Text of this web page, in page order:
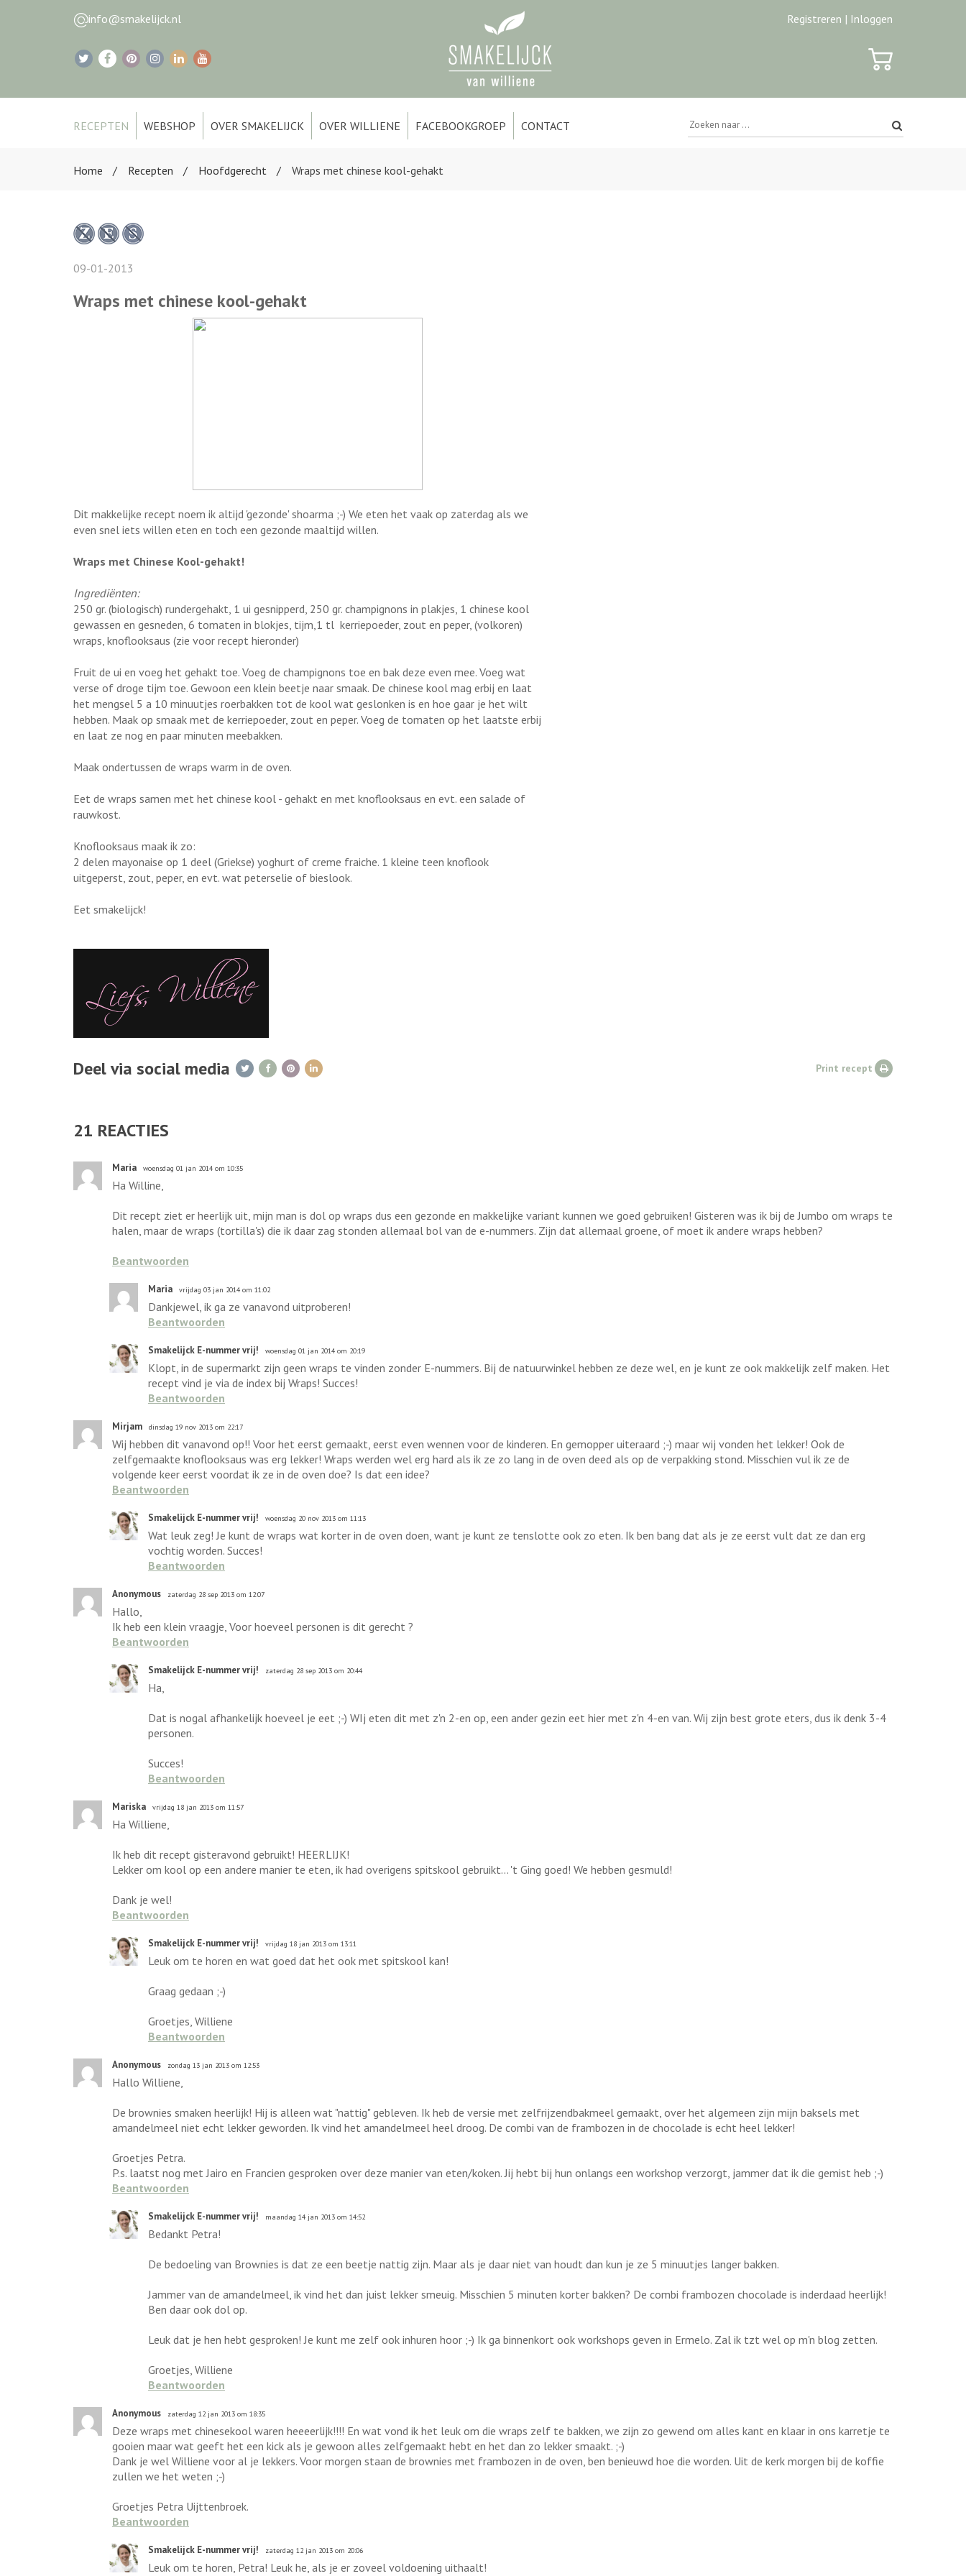
info@smakelijck.nl Registreren | Inloggen
RECEPTEN WEBSHOP OVER SMAKELIJCK OVER WILLIENE FACEBOOKGROEP CONTACT
Home Recepten Hoofdgerecht Wraps met chinese kool-gehakt
09-01-2013
Wraps met chinese kool-gehakt
Dit makkelijke recept noem ik altijd 'gezonde' shoarma ;-) We eten het vaak op zaterdag als we
even snel iets willen eten en toch een gezonde maaltijd willen.
Wraps met Chinese Kool-gehakt!
Ingrediënten:
250 gr. (biologisch) rundergehakt, 1 ui gesnipperd, 250 gr. champignons in plakjes, 1 chinese kool
gewassen en gesneden, 6 tomaten in blokjes, tijm,1 tl kerriepoeder, zout en peper, (volkoren)
wraps, knoflooksaus (zie voor recept hieronder)
Fruit de ui en voeg het gehakt toe. Voeg de champignons toe en bak deze even mee. Voeg wat
verse of droge tijm toe. Gewoon een klein beetje naar smaak. De chinese kool mag erbij en laat
het mengsel 5 a 10 minuutjes roerbakken tot de kool wat geslonken is en hoe gaar je het wilt
hebben. Maak op smaak met de kerriepoeder, zout en peper. Voeg de tomaten op het laatste erbij
en laat ze nog en paar minuten meebakken.
Maak ondertussen de wraps warm in de oven.
Eet de wraps samen met het chinese kool - gehakt en met knoflooksaus en evt. een salade of
rauwkost.
Knoflooksaus maak ik zo:
2 delen mayonaise op 1 deel (Griekse) yoghurt of creme fraiche. 1 kleine teen knoflook
uitgeperst, zout, peper, en evt. wat peterselie of bieslook.
Eet smakelijck!
Deel via social media Print recept
21 REACTIES
Maria woensdag 01 jan 2014 om 10:35
Ha Willine,
Dit recept ziet er heerlijk uit, mijn man is dol op wraps dus een gezonde en makkelijke variant kunnen we goed gebruiken! Gisteren was ik bij de Jumbo om wraps te
halen, maar de wraps (tortilla's) die ik daar zag stonden allemaal bol van de e-nummers. Zijn dat allemaal groene, of moet ik andere wraps hebben?
Beantwoorden
Maria vrijdag 03 jan 2014 om 11:02
Dankjewel, ik ga ze vanavond uitproberen!
Beantwoorden
Smakelijck E-nummer vrij! woensdag 01 jan 2014 om 20:19
Klopt, in de supermarkt zijn geen wraps te vinden zonder E-nummers. Bij de natuurwinkel hebben ze deze wel, en je kunt ze ook makkelijk zelf maken. Het
recept vind je via de index bij Wraps! Succes!
Beantwoorden
Mirjam dinsdag 19 nov 2013 om 22:17
Wij hebben dit vanavond op!! Voor het eerst gemaakt, eerst even wennen voor de kinderen. En gemopper uiteraard ;-) maar wij vonden het lekker! Ook de
zelfgemaakte knoflooksaus was erg lekker! Wraps werden wel erg hard als ik ze zo lang in de oven deed als op de verpakking stond. Misschien vul ik ze de
volgende keer eerst voordat ik ze in de oven doe? Is dat een idee?
Beantwoorden
Smakelijck E-nummer vrij! woensdag 20 nov 2013 om 11:13
Wat leuk zeg! Je kunt de wraps wat korter in de oven doen, want je kunt ze tenslotte ook zo eten. Ik ben bang dat als je ze eerst vult dat ze dan erg
vochtig worden. Succes!
Beantwoorden
Anonymous zaterdag 28 sep 2013 om 12:07
Hallo,
Ik heb een klein vraagje, Voor hoeveel personen is dit gerecht ?
Beantwoorden
Smakelijck E-nummer vrij! zaterdag 28 sep 2013 om 20:44
Ha,
Dat is nogal afhankelijk hoeveel je eet ;-) WIj eten dit met z'n 2-en op, een ander gezin eet hier met z'n 4-en van. Wij zijn best grote eters, dus ik denk 3-4
personen.
Succes!
Beantwoorden
Mariska vrijdag 18 jan 2013 om 11:57
Ha Williene,
Ik heb dit recept gisteravond gebruikt! HEERLIJK!
Lekker om kool op een andere manier te eten, ik had overigens spitskool gebruikt... 't Ging goed! We hebben gesmuld!
Dank je wel!
Beantwoorden
Smakelijck E-nummer vrij! vrijdag 18 jan 2013 om 13:11
Leuk om te horen en wat goed dat het ook met spitskool kan!
Graag gedaan ;-)
Groetjes, Williene
Beantwoorden
Anonymous zondag 13 jan 2013 om 12:53
Hallo Williene,
De brownies smaken heerlijk! Hij is alleen wat "nattig" gebleven. Ik heb de versie met zelfrijzendbakmeel gemaakt, over het algemeen zijn mijn baksels met
amandelmeel niet echt lekker geworden. Ik vind het amandelmeel heel droog. De combi van de frambozen in de chocolade is echt heel lekker!
Groetjes Petra.
P.s. laatst nog met Jairo en Francien gesproken over deze manier van eten/koken. Jij hebt bij hun onlangs een workshop verzorgt, jammer dat ik die gemist heb ;-)
Beantwoorden
Smakelijck E-nummer vrij! maandag 14 jan 2013 om 14:52
Bedankt Petra!
De bedoeling van Brownies is dat ze een beetje nattig zijn. Maar als je daar niet van houdt dan kun je ze 5 minuutjes langer bakken.
Jammer van de amandelmeel, ik vind het dan juist lekker smeuig. Misschien 5 minuten korter bakken? De combi frambozen chocolade is inderdaad heerlijk!
Ben daar ook dol op.
Leuk dat je hen hebt gesproken! Je kunt me zelf ook inhuren hoor ;-) Ik ga binnenkort ook workshops geven in Ermelo. Zal ik tzt wel op m'n blog zetten.
Groetjes, Williene
Beantwoorden
Anonymous zaterdag 12 jan 2013 om 18:35
Deze wraps met chinesekool waren heeeerlijk!!!! En wat vond ik het leuk om die wraps zelf te bakken, we zijn zo gewend om alles kant en klaar in ons karretje te
gooien maar wat geeft het een kick als je gewoon alles zelfgemaakt hebt en het dan zo lekker smaakt. ;-)
Dank je wel Williene voor al je lekkers. Voor morgen staan de brownies met frambozen in de oven, ben benieuwd hoe die worden. Uit de kerk morgen bij de koffie
zullen we het weten ;-)
Groetjes Petra Uijttenbroek.
Beantwoorden
Smakelijck E-nummer vrij! zaterdag 12 jan 2013 om 20:06
Leuk om te horen, Petra! Leuk he, als je er zoveel voldoening uithaalt!